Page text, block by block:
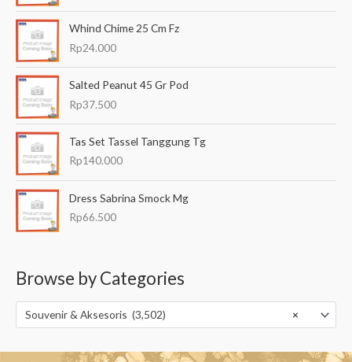
Whind Chime 25 Cm Fz
Rp24.000
Salted Peanut 45 Gr Pod
Rp37.500
Tas Set Tassel Tanggung Tg
Rp140.000
Dress Sabrina Smock Mg
Rp66.500
Browse by Categories
×
Souvenir & Aksesoris (3,502)